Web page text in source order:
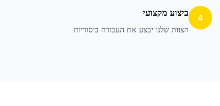
4 ביצוע מקצועי
הצוות שלנו יבצע את העבודה ביסודיות